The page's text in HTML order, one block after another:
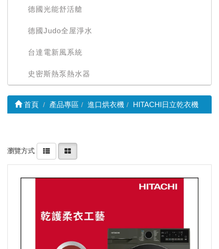
德國光能舒活艙
德國Judo全屋淨水
台達電新風系統
史密斯熱泵熱水器
首頁 產品專區 進口烘衣機 HITACHI日立乾衣機
瀏覽方式